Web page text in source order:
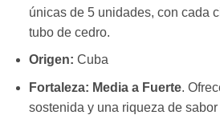
únicas de 5 unidades, con cada
tubo de cedro.
Origen: Cuba
Fortaleza: Media a Fuerte.
sostenida y una riqueza de